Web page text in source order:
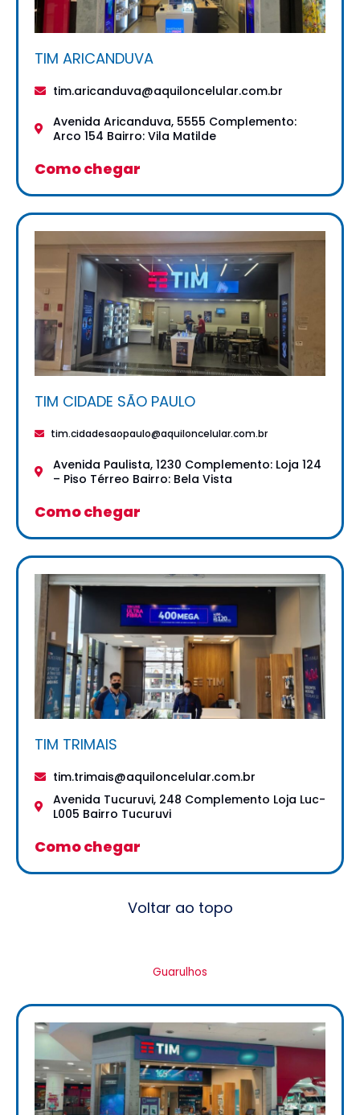
TIM ARICANDUVA
tim.aricanduva@aquiloncelular.com.br
Avenida Aricanduva, 5555 Complemento:
Arco 154 Bairro: Vila Matilde
Como chegar
TIM CIDADE SÃO PAULO
tim.cidadesaopaulo@aquiloncelular.com.br
Avenida Paulista, 1230 Complemento: Loja 124
– Piso Térreo Bairro: Bela Vista
Como chegar
TIM TRIMAIS
tim.trimais@aquiloncelular.com.br
Avenida Tucuruvi, 248 Complemento Loja Luc-
L005 Bairro Tucuruvi
Como chegar
Voltar ao topo
Guarulhos